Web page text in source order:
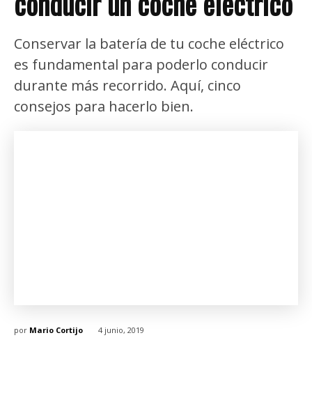
Conservar la batería de tu coche eléctrico
es fundamental para poderlo conducir
durante más recorrido. Aquí, cinco
consejos para hacerlo bien.
por Mario Cortijo 4 junio, 2019